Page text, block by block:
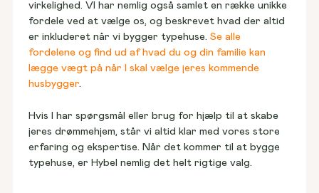
virkelighed. VI har nemlig også samlet en række unikke
fordele ved at vælge os, og beskrevet hvad der altid
er inkluderet når vi bygger typehuse. Se alle
fordelene og find ud af hvad du og din familie kan
lægge vægt på når I skal vælge jeres kommende
husbygger.
Hvis I har spørgsmål eller brug for hjælp til at skabe
jeres drømmehjem, står vi altid klar med vores store
erfaring og ekspertise. Når det kommer til at bygge
typehuse, er Hybel nemlig det helt rigtige valg.